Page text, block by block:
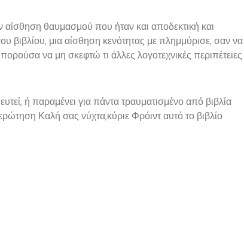
θαυμασμού που ήταν και αποδεκτική και
βιβλίου, μια αίσθηση κενότητας με πλημμύρισε, σαν να
να μη σκεφτώ τι άλλες λογοτεχνικές περιπέτειες
ή παραμένει για πάντα τραυματισμένο από βιβλία
Καλή σας νύχτα,κύριε Φρόιντ αυτό το βιβλίο